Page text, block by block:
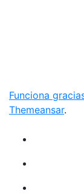
Funciona
Themeansar.